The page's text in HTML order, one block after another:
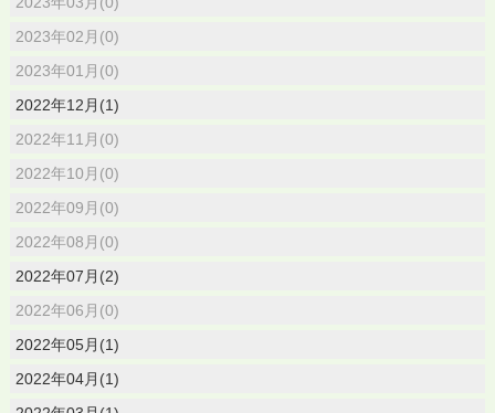
2023年02月(0)
2023年01月(0)
2022年12月(1)
2022年11月(0)
2022年10月(0)
2022年09月(0)
2022年08月(0)
2022年07月(2)
2022年06月(0)
2022年05月(1)
2022年04月(1)